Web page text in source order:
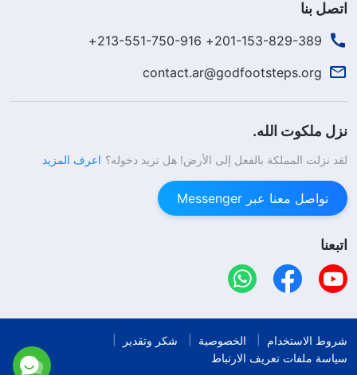
اتصل بنا
201-153-829-389+ 213-551-750-916+
contact.ar@godfootsteps.org
نزل ملكوت الله.
لقد نزلت المملكة بالفعل إلى الأرض! هل تريد دخوله؟ اعرف المزيد
تواصل معنا عبر Messenger
اتبعنا
شروط الاستخدام الخصوصية
شكر وتقدير
سياسة ملفات تعريف الارتباط